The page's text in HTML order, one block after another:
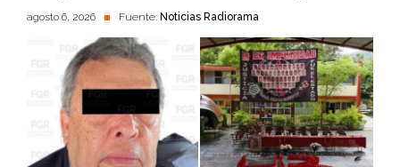
agosto 6, 2026 Fuente: Noticias Radiorama